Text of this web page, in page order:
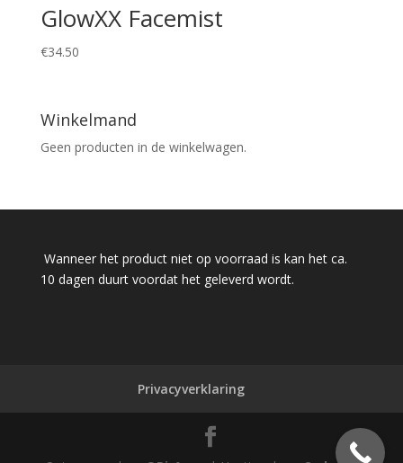
GlowXX Facemist
€34.50
Winkelmand
Geen producten in de winkelwagen.
Wanneer het product niet op voorraad is kan het ca.
10 dagen duurt voordat het geleverd wordt.
Privacyverklaring